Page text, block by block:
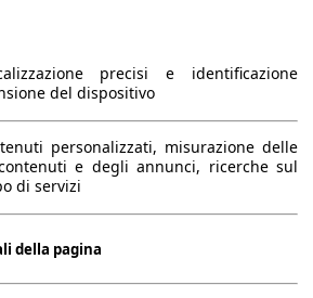
4790 mm
1420 mm
-
precisi e identificazione
del dispositivo
personalizzati, misurazione delle
e degli annunci, ricerche sul
di servizi
della pagina